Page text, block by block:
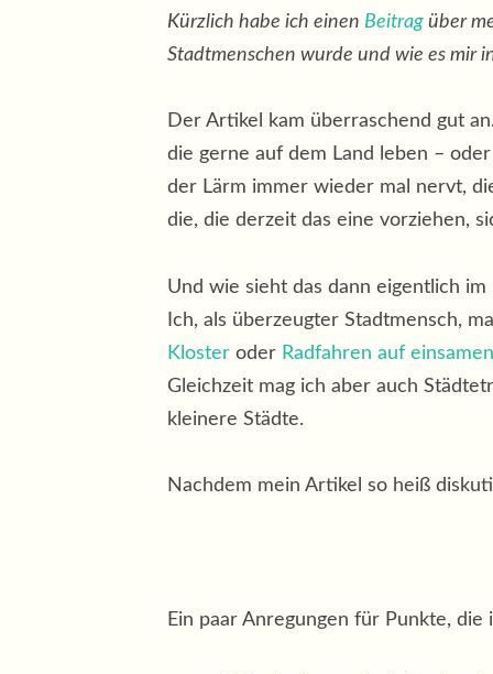
Kürzlich habe ich einen Beitrag über
Stadtmenschen wurde und wie es mir
Der Artikel kam überraschend gut
die gerne auf dem Land leben –
der Lärm immer wieder mal nervt,
die, die derzeit das eine vorziehen,
Und wie sieht das dann eigentlich im
Ich, als überzeugter Stadtmensch,
Kloster oder Radfahren auf
Gleichzeit mag ich aber auch
kleinere Städte.
Nachdem mein Artikel so heiß
Ein paar Anregungen für Punkte,